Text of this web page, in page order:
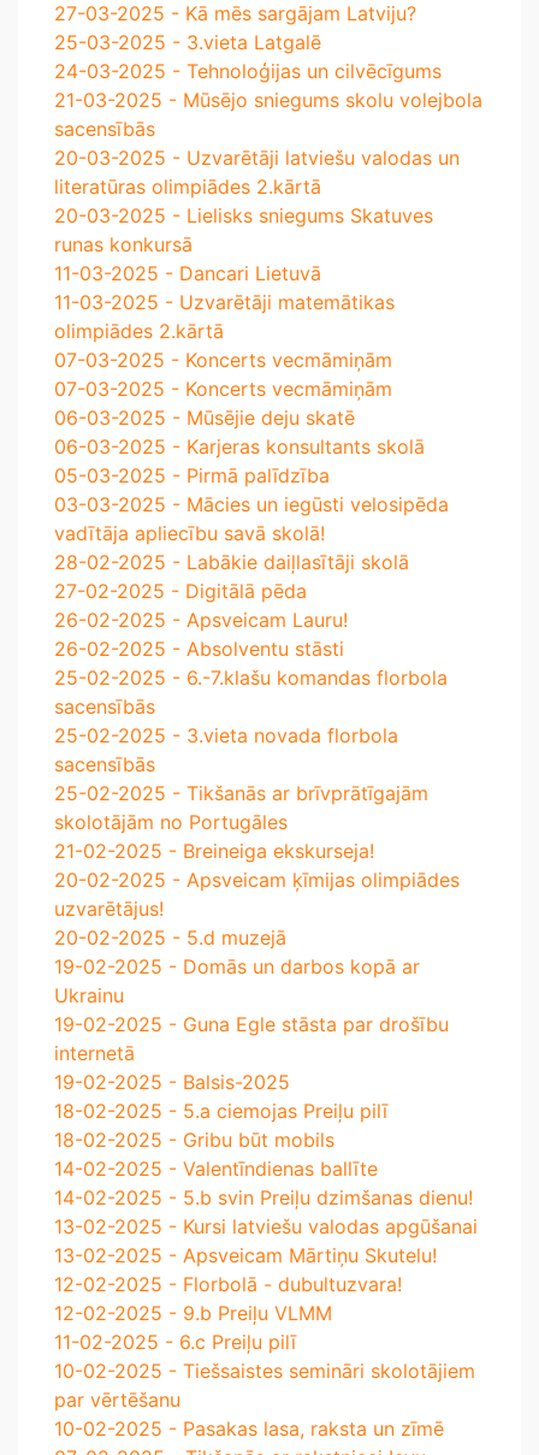
27-03-2025 - Kā mēs sargājam Latviju?
25-03-2025 - 3.vieta Latgalē
24-03-2025 - Tehnoloģijas un cilvēcīgums
21-03-2025 - Mūsējo sniegums skolu volejbola
sacensībās
20-03-2025 - Uzvarētāji latviešu valodas un
literatūras olimpiādes 2.kārtā
20-03-2025 - Lielisks sniegums Skatuves
runas konkursā
11-03-2025 - Dancari Lietuvā
11-03-2025 - Uzvarētāji matemātikas
olimpiādes 2.kārtā
07-03-2025 - Koncerts vecmāmiņām
07-03-2025 - Koncerts vecmāmiņām
06-03-2025 - Mūsējie deju skatē
06-03-2025 - Karjeras konsultants skolā
05-03-2025 - Pirmā palīdzība
03-03-2025 - Mācies un iegūsti velosipēda
vadītāja apliecību savā skolā!
28-02-2025 - Labākie daiļlasītāji skolā
27-02-2025 - Digitālā pēda
26-02-2025 - Apsveicam Lauru!
26-02-2025 - Absolventu stāsti
25-02-2025 - 6.-7.klašu komandas florbola
sacensībās
25-02-2025 - 3.vieta novada florbola
sacensībās
25-02-2025 - Tikšanās ar brīvprātīgajām
skolotājām no Portugāles
21-02-2025 - Breineiga ekskurseja!
20-02-2025 - Apsveicam ķīmijas olimpiādes
uzvarētājus!
20-02-2025 - 5.d muzejā
19-02-2025 - Domās un darbos kopā ar
Ukrainu
19-02-2025 - Guna Egle stāsta par drošību
internetā
19-02-2025 - Balsis-2025
18-02-2025 - 5.a ciemojas Preiļu pilī
18-02-2025 - Gribu būt mobils
14-02-2025 - Valentīndienas ballīte
14-02-2025 - 5.b svin Preiļu dzimšanas dienu!
13-02-2025 - Kursi latviešu valodas apgūšanai
13-02-2025 - Apsveicam Mārtiņu Skutelu!
12-02-2025 - Florbolā - dubultuzvara!
12-02-2025 - 9.b Preiļu VLMM
11-02-2025 - 6.c Preiļu pilī
10-02-2025 - Tiešsaistes semināri skolotājiem
par vērtēšanu
10-02-2025 - Pasakas lasa, raksta un zīmē